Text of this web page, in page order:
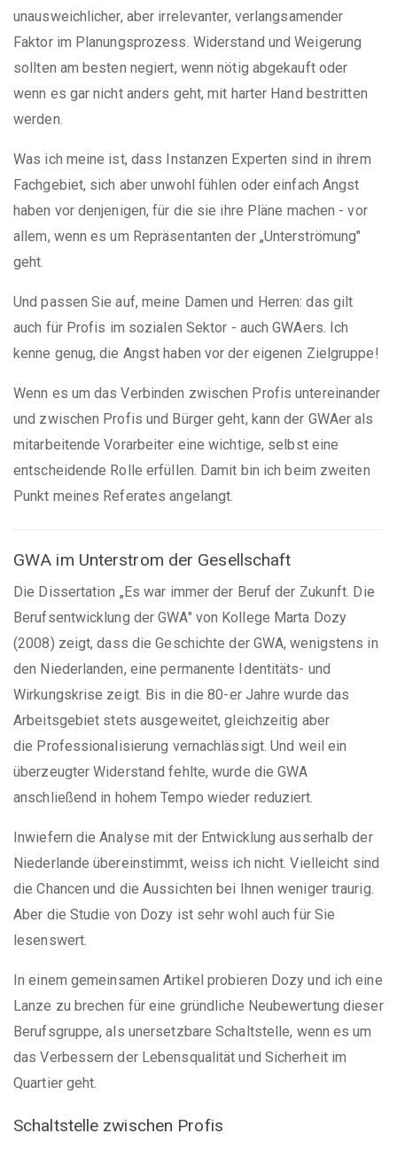
unausweichlicher, aber irrelevanter, verlangsamender
Faktor im Planungsprozess. Widerstand und Weigerung
sollten am besten negiert, wenn nötig abgekauft oder
wenn es gar nicht anders geht, mit harter Hand bestritten
werden.
Was ich meine ist, dass Instanzen Experten sind in ihrem
Fachgebiet, sich aber unwohl fühlen oder einfach Angst
haben vor denjenigen, für die sie ihre Pläne machen - vor
allem, wenn es um Repräsentanten der „Unterströmung"
geht.
Und passen Sie auf, meine Damen und Herren: das gilt
auch für Profis im sozialen Sektor - auch GWAers. Ich
kenne genug, die Angst haben vor der eigenen Zielgruppe!
Wenn es um das Verbinden zwischen Profis untereinander
und zwischen Profis und Bürger geht, kann der GWAer als
mitarbeitende Vorarbeiter eine wichtige, selbst eine
entscheidende Rolle erfüllen. Damit bin ich beim zweiten
Punkt meines Referates angelangt.
GWA im Unterstrom der Gesellschaft
Die Dissertation „Es war immer der Beruf der Zukunft. Die
Berufsentwicklung der GWA" von Kollege Marta Dozy
(2008) zeigt, dass die Geschichte der GWA, wenigstens in
den Niederlanden, eine permanente Identitäts- und
Wirkungskrise zeigt. Bis in die 80-er Jahre wurde das
Arbeitsgebiet stets ausgeweitet, gleichzeitig aber
die Professionalisierung vernachlässigt. Und weil ein
überzeugter Widerstand fehlte, wurde die GWA
anschließend in hohem Tempo wieder reduziert.
Inwiefern die Analyse mit der Entwicklung ausserhalb der
Niederlande übereinstimmt, weiss ich nicht. Vielleicht sind
die Chancen und die Aussichten bei Ihnen weniger traurig.
Aber die Studie von Dozy ist sehr wohl auch für Sie
lesenswert.
In einem gemeinsamen Artikel probieren Dozy und ich eine
Lanze zu brechen für eine gründliche Neubewertung dieser
Berufsgruppe, als unersetzbare Schaltstelle, wenn es um
das Verbessern der Lebensqualität und Sicherheit im
Quartier geht.
Schaltstelle zwischen Profis